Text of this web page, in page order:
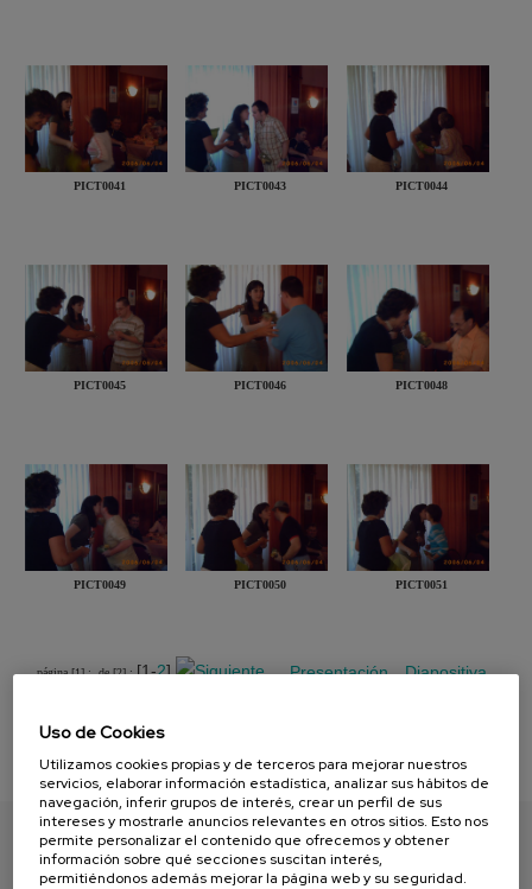
PICT0041 PICT0043 PICT0044
PICT0045 PICT0046 PICT0048
PICT0049 PICT0050 PICT0051
página [1] : de [2] :[1-2] Presentación Diapositiva
ENCUENTRA TU PAPEL
Uso de Cookies
Utilizamos cookies propias y de terceros para mejorar nuestros
servicios, elaborar información estadística, analizar sus hábitos de
navegación, inferir grupos de interés, crear un perfil de sus
intereses y mostrarle anuncios relevantes en otros sitios. Esto nos
permite personalizar el contenido que ofrecemos y obtener
información sobre qué secciones suscitan interés,
permitiéndonos además mejorar la página web y su seguridad.